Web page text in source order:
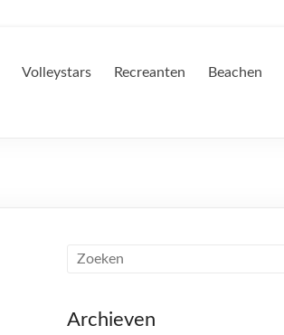
Volleystars Recreanten Beachen
Archieven